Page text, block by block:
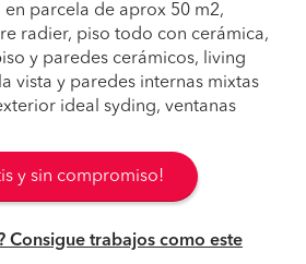
parcela de aprox 50 m2,
radier, piso todo con cerámica,
y paredes cerámicos, living
vista y paredes internas mixtas
ideal syding, ventanas
y sin compromiso!
Consigue trabajos como este